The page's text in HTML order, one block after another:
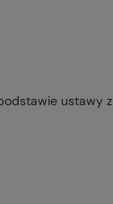
ustawy z